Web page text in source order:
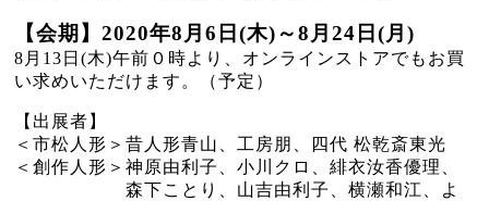
【会期】2020年8月6日(木)～8月24日(月)
8月13日(木)午前０時より、オンラインストアでもお買
い求めいただけます。（予定）
【出展者】
＜市松人形＞昔人形青山、工房朋、四代 松乾斎東光
＜創作人形＞神原由利子、小川クロ、緋衣汝香優理、
森下ことり、山吉由利子、横瀬和江、よ